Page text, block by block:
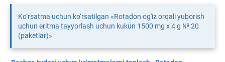
Ko‘rsatma uchun ko‘rsatilgan «Rotadon og'iz orqali yuborish
uchun eritma tayyorlash uchun kukun 1500 mg x 4 g № 20
(paketlar)»